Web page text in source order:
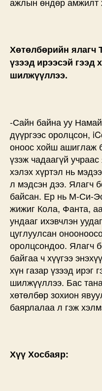
Хөтөлбөрийн ялагч
үзээд ирээсэй гээд
шилжүүллээ.
-Сайн байна уу
дүүргээс оролцсон,
оноос хойш ашиглаж
үзэж чадаагүй
хэлэх хүртэл нь
л мэдсэн дээ. Ялагч
байсан. Ер нь М-Си-
жижиг Кола, Фанта,
ундааг ихэвчлэн
цуглуулсан
оролцсондоо. Ялагч
байгаа ч хүүгээ
хүн газар үзээд ирэг
шилжүүллээ. Бас
хөтөлбөр зохион
баярлалаа л гэж
Хүү Хосбаяр: